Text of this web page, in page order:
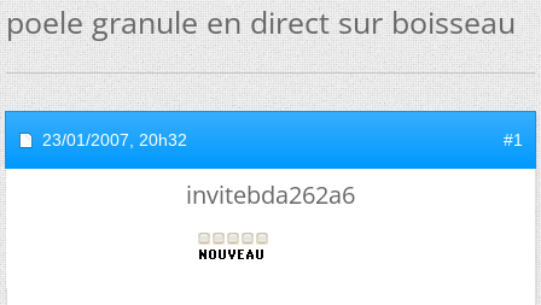
poele granule en direct sur boisseau
23/01/2007, 20h32 #1
invitebda262a6